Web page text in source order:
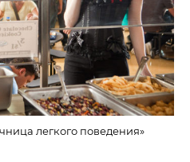
легкого поведения»